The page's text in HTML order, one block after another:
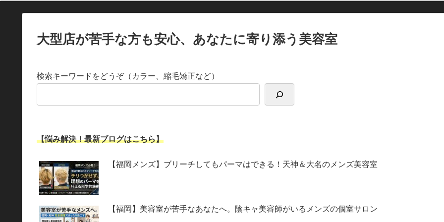
大型店が苦手な方も安心、あなたに寄り添う美容室
検索キーワードをどうぞ（カラー、縮毛矯正など）
【悩み解決！最新ブログはこちら】
【福岡メンズ】ブリーチしてもパーマはできる！天神＆大名のメンズ美容室
【福岡】美容室が苦手なあなたへ。陰キャ美容師がいるメンズの個室サロン